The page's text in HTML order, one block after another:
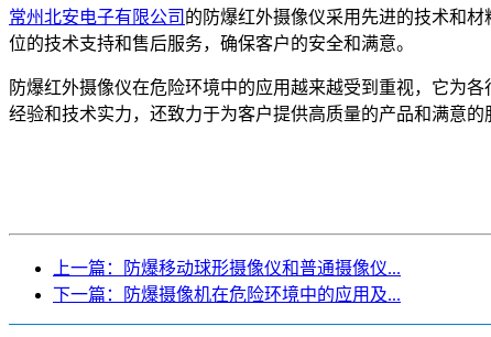
常州北安电子有限公司 的防爆红外摄像仪采用先进的技术和
位的技术支持和售后服务，确保客户的安全和满意。
防爆红外摄像仪在危险环境中的应用越来越受到重视，它为
经验和技术实力，还致力于为客户提供高质量的产品和满意
上一篇：防爆移动球形摄像仪和普通摄像仪...
下一篇：防爆摄像机在危险环境中的应用及...